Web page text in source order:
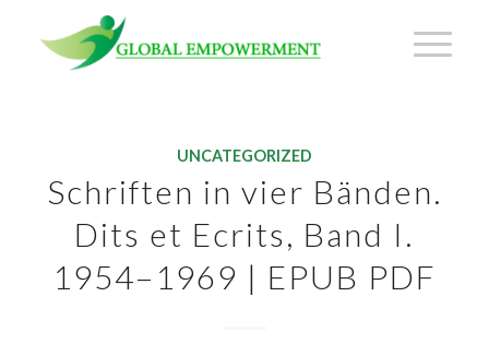
UNCATEGORIZED
Schriften in vier Bänden.
Dits et Ecrits, Band I.
1954–1969 | EPUB PDF